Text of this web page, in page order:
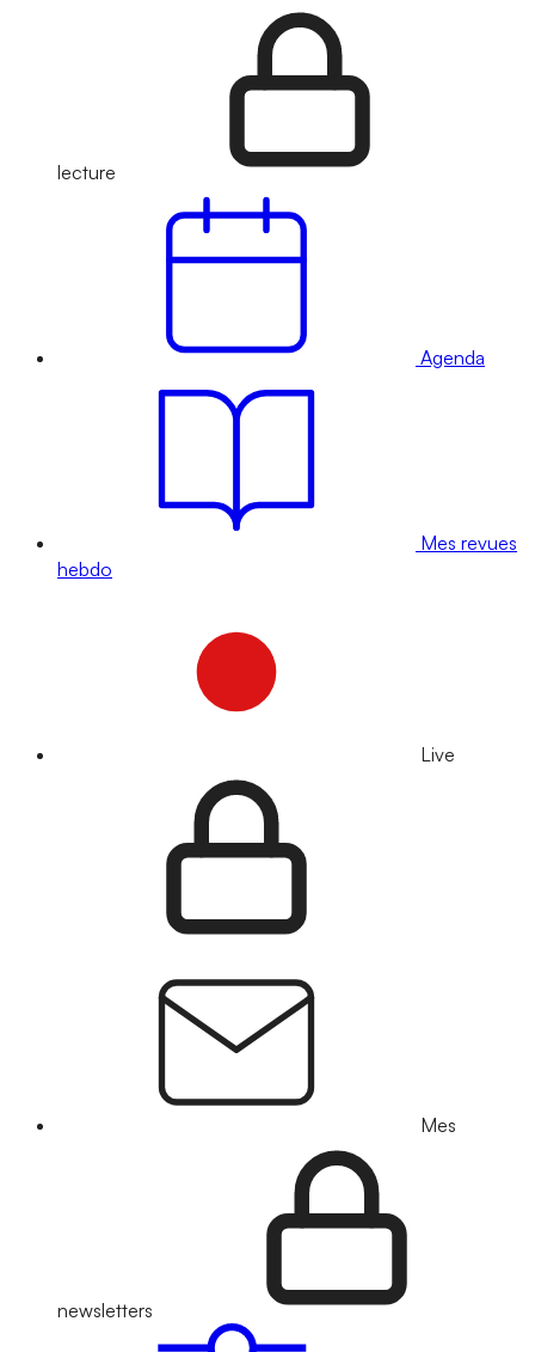
lecture
Agenda
Mes revues
hebdo
Live
Mes
newsletters